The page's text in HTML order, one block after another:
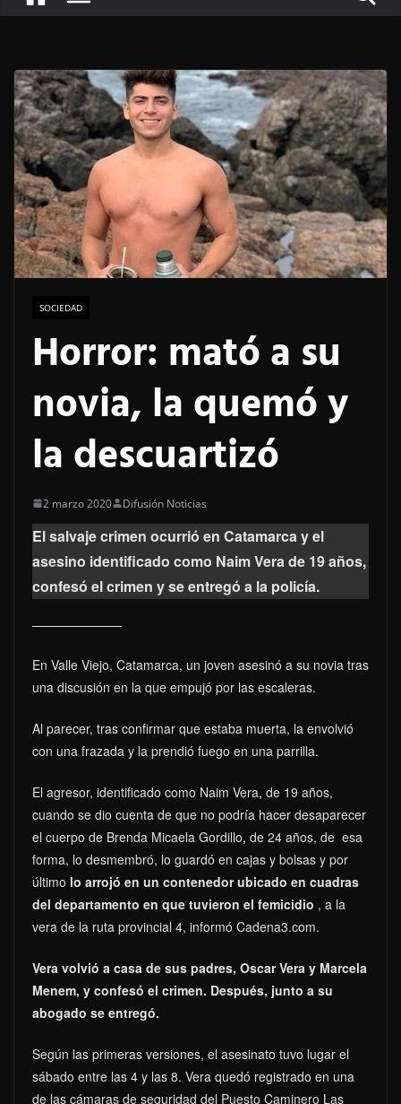
SOCIEDAD
Horror: mató a su
novia, la quemó y
la descuartizó
2 marzo 2020 Difusión Noticias
El salvaje crimen ocurrió en Catamarca y el
asesino identificado como Naim Vera de 19 años,
confesó el crimen y se entregó a la policía.
En Valle Viejo, Catamarca, un joven asesinó a su novia tras
una discusión en la que empujó por las escaleras.
Al parecer, tras confirmar que estaba muerta, la envolvió
con una frazada y la prendió fuego en una parrilla.
El agresor, identificado como Naim Vera, de 19 años,
cuando se dio cuenta de que no podría hacer desaparecer
el cuerpo de Brenda Micaela Gordillo, de 24 años, de esa
forma, lo desmembró, lo guardó en cajas y bolsas y por
último lo arrojó en un contenedor ubicado en cuadras
del departamento en que tuvieron el femicidio , a la
vera de la ruta provincial 4, informó Cadena3.com.
Vera volvió a casa de sus padres, Oscar Vera y Marcela
Menem, y confesó el crimen. Después, junto a su
abogado se entregó.
Según las primeras versiones, el asesinato tuvo lugar el
sábado entre las 4 y las 8. Vera quedó registrado en una
de las cámaras de seguridad del Puesto Caminero Las